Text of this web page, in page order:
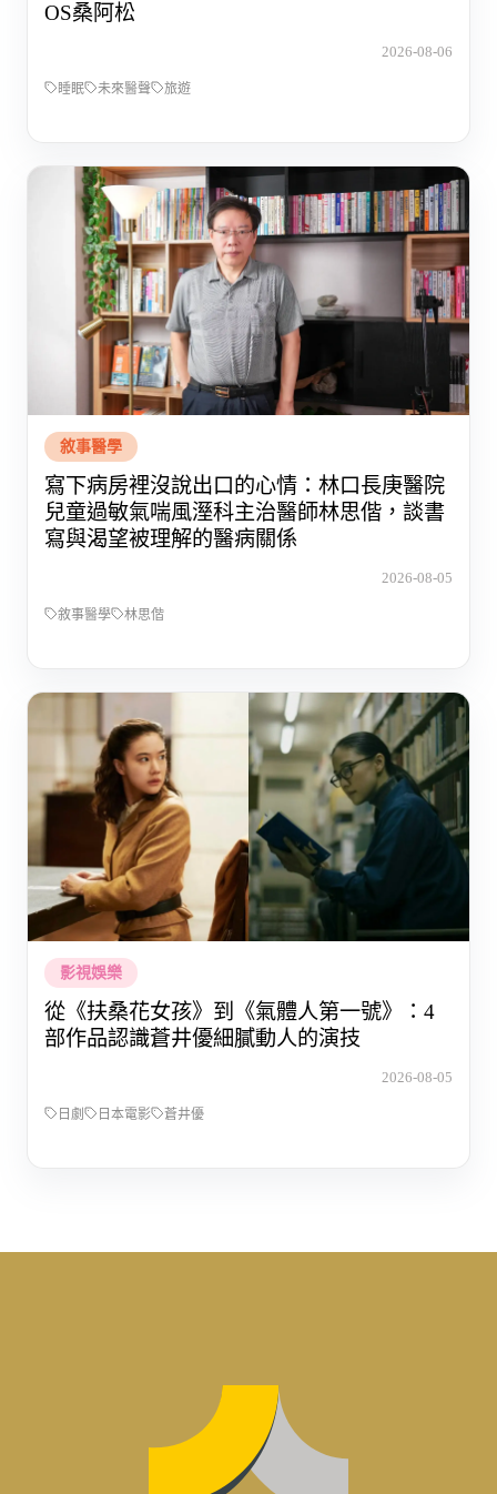
OS桑阿松
2026-08-06
睡眠 未來醫聲 旅遊
敘事醫學
寫下病房裡沒說出口的心情：林口長庚醫院
兒童過敏氣喘風溼科主治醫師林思偕，談書
寫與渴望被理解的醫病關係
2026-08-05
敘事醫學 林思偕
影視娛樂
從《扶桑花女孩》到《氣體人第一號》：4
部作品認識蒼井優細膩動人的演技
2026-08-05
日劇 日本電影 蒼井優